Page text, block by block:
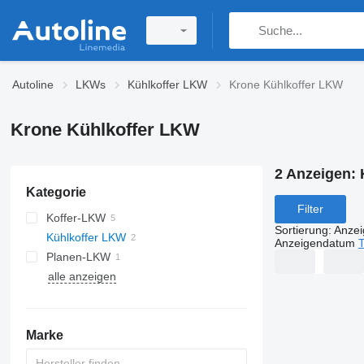
Autoline LKWs Kühlkoffer LKW Krone Kühlkoffer LKW
Krone Kühlkoffer LKW
Kategorie
Koffer-LKW
Kühlkoffer LKW
Planen-LKW
alle anzeigen
Marke
2 Anzeigen:
Filter
Sortierung:
Anzeigendatum